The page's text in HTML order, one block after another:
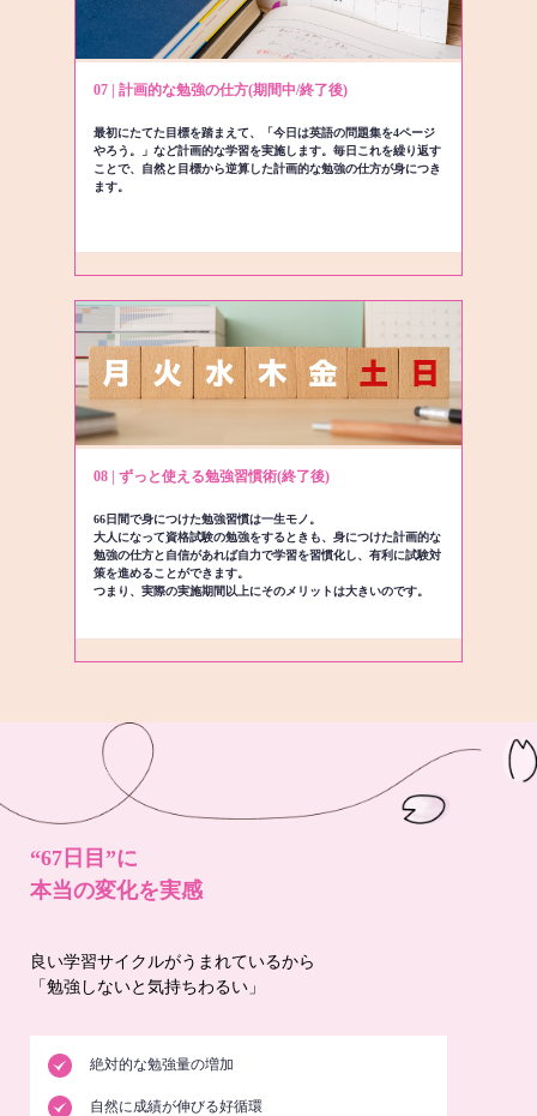
07 | 計画的な勉強の仕方(期間中/終了後)
最初にたてた目標を踏まえて、「今日は英語の問題集を4ページ
やろう。」など計画的な学習を実施します。毎日これを繰り返す
ことで、自然と目標から逆算した計画的な勉強の仕方が身につき
ます。
08 | ずっと使える勉強習慣術(終了後)
66日間で身につけた勉強習慣は一生モノ。
大人になって資格試験の勉強をするときも、身につけた計画的な
勉強の仕方と自信があれば自力で学習を習慣化し、有利に試験対
策を進めることができます。
つまり、実際の実施期間以上にそのメリットは大きいのです。
“67日目”に
本当の変化を実感
良い学習サイクルがうまれているから
「勉強しないと気持ちわるい」
絶対的な勉強量の増加
自然に成績が伸びる好循環